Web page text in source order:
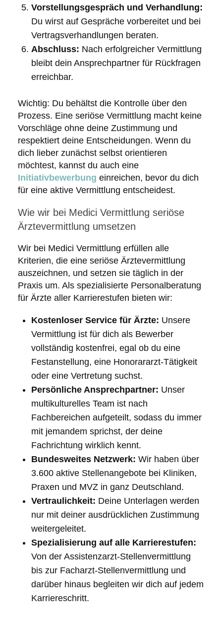
Vorstellungsgespräch und Verhandlung:
Du wirst auf Gespräche vorbereitet und bei
Vertragsverhandlungen beraten.
Abschluss: Nach erfolgreicher Vermittlung
bleibt dein Ansprechpartner für Rückfragen
erreichbar.
Wichtig: Du behältst die Kontrolle über den
Prozess. Eine seriöse Vermittlung macht keine
Vorschläge ohne deine Zustimmung und
respektiert deine Entscheidungen. Wenn du
dich lieber zunächst selbst orientieren
möchtest, kannst du auch eine
Initiativbewerbung einreichen, bevor du dich
für eine aktive Vermittlung entscheidest.
Wie wir bei Medici Vermittlung seriöse
Ärztevermittlung umsetzen
Wir bei Medici Vermittlung erfüllen alle
Kriterien, die eine seriöse Ärztevermittlung
auszeichnen, und setzen sie täglich in der
Praxis um. Als spezialisierte Personalberatung
für Ärzte aller Karrierestufen bieten wir:
Kostenloser Service für Ärzte: Unsere
Vermittlung ist für dich als Bewerber
vollständig kostenfrei, egal ob du eine
Festanstellung, eine Honorararzt-Tätigkeit
oder eine Vertretung suchst.
Persönliche Ansprechpartner: Unser
multikulturelles Team ist nach
Fachbereichen aufgeteilt, sodass du immer
mit jemandem sprichst, der deine
Fachrichtung wirklich kennt.
Bundesweites Netzwerk: Wir haben über
3.600 aktive Stellenangebote bei Kliniken,
Praxen und MVZ in ganz Deutschland.
Vertraulichkeit: Deine Unterlagen werden
nur mit deiner ausdrücklichen Zustimmung
weitergeleitet.
Spezialisierung auf alle Karrierestufen:
Von der Assistenzarzt-Stellenvermittlung
bis zur Facharzt-Stellenvermittlung und
darüber hinaus begleiten wir dich auf jedem
Karriereschritt.